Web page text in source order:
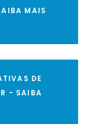
MAIS
DE
- SAIBA